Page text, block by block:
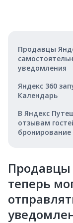
Продавцы
уведомления
Яндекс 360
Календарь
В Яндекс
отзывам
бронирование
Продавцы
теперь